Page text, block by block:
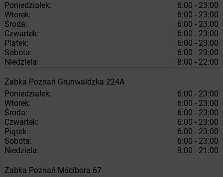
Poniedziałek:
6:00 - 23:00
Wtorek:
6:00 - 23:00
Środa:
6:00 - 23:00
Czwartek:
6:00 - 23:00
Piątek:
6:00 - 23:00
Sobota:
6:00 - 23:00
Niedziela:
8:00 - 22:00
Żabka Poznań Grunwaldzka 224A
Poniedziałek:
6:00 - 23:00
Wtorek:
6:00 - 23:00
Środa:
6:00 - 23:00
Czwartek:
6:00 - 23:00
Piątek:
6:00 - 23:00
Sobota:
6:00 - 23:00
Niedziela:
9:00 - 21:00
Żabka Poznań Mścibora 67